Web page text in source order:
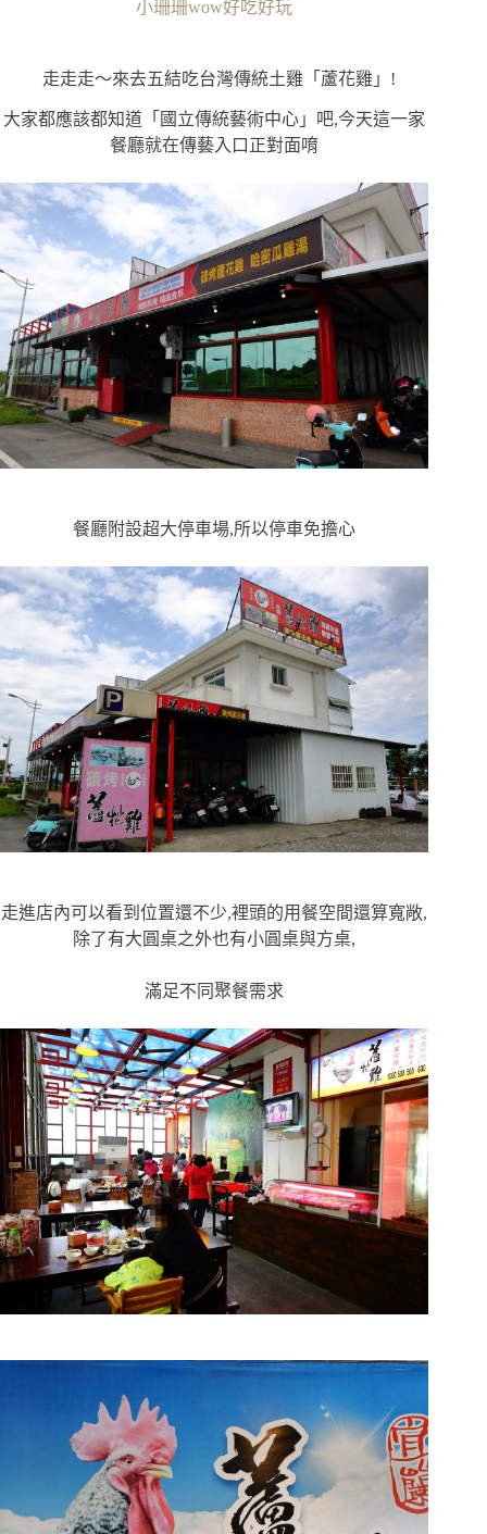
小珊珊wow好吃好玩
走走走〜來去五結吃台灣傳統土雞「蘆花雞」!
大家都應該都知道「國立傳統藝術中心」吧,今天這一家
餐廳就在傳藝入口正對面唷
餐廳附設超大停車場,所以停車免擔心
走進店內可以看到位置還不少,裡頭的用餐空間還算寬敞,
除了有大圓桌之外也有小圓桌與方桌,
滿足不同聚餐需求